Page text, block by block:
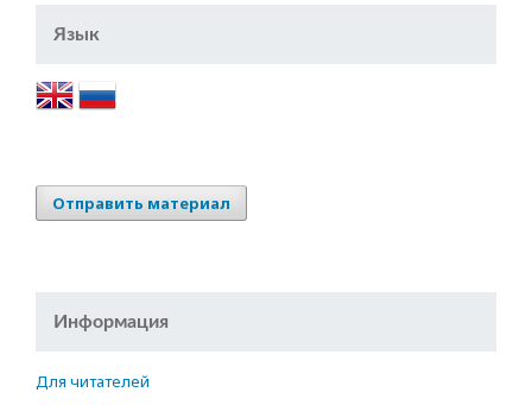
Язык
Отправить материал
Информация
Для читателей